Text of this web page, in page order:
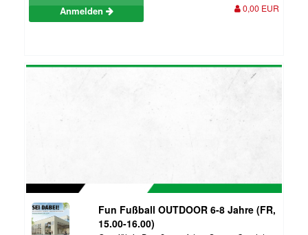
Anmelden 0,00 EUR
Fun Fußball OUTDOOR 6-8 Jahre (FR,
15.00-16.00)